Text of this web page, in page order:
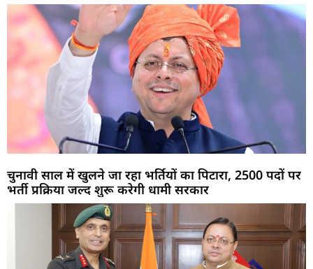
चुनावी साल में खुलने जा रहा भर्तियों का पिटारा, 2500 पदों पर
भर्ती प्रक्रिया जल्द शुरू करेगी धामी सरकार